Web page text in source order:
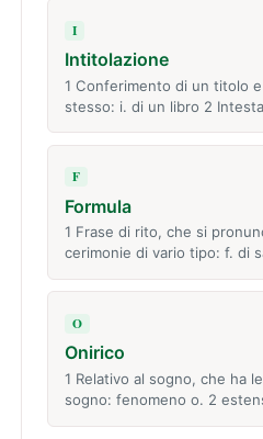
I
Intitolazione
1 Conferimento di un titolo
stesso: i. di un libro 2
F
Formula
1 Frase di rito, che si
cerimonie di vario tipo: f. di
O
Onirico
1 Relativo al sogno, che ha
sogno: fenomeno o. 2